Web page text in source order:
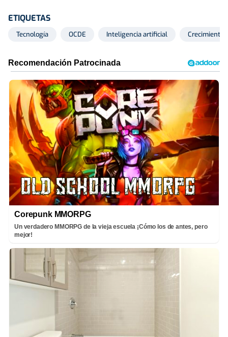
ETIQUETAS
Tecnología OCDE Inteligencia artificial Crecimiento
Corepunk MMORPG
Un verdadero MMORPG de la vieja escuela ¡Cómo los de antes, pero
mejor!